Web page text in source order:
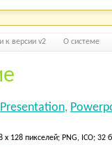
к версии v2 О системе
Presentation,
x 128 пикселей; PNG, ICO; 32